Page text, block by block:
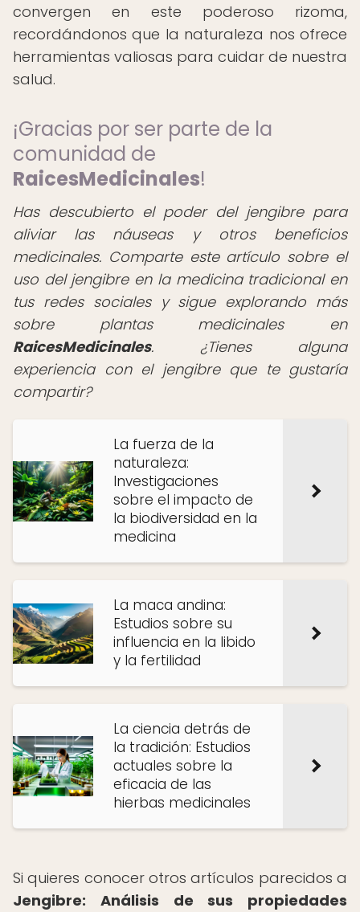
convergen en este poderoso rizoma,
recordándonos que la naturaleza nos ofrece
herramientas valiosas para cuidar de nuestra
salud.
¡Gracias por ser parte de la
comunidad de
RaicesMedicinales!
Has descubierto el poder del jengibre para
aliviar las náuseas y otros beneficios
medicinales. Comparte este artículo sobre el
uso del jengibre en la medicina tradicional en
tus redes sociales y sigue explorando más
sobre plantas medicinales en
RaicesMedicinales. ¿Tienes alguna
experiencia con el jengibre que te gustaría
compartir?
La fuerza de la
naturaleza:
Investigaciones
sobre el impacto de
la biodiversidad en la
medicina
La maca andina:
Estudios sobre su
influencia en la libido
y la fertilidad
La ciencia detrás de
la tradición: Estudios
actuales sobre la
eficacia de las
hierbas medicinales
Si quieres conocer otros artículos parecidos a
Jengibre: Análisis de sus propiedades